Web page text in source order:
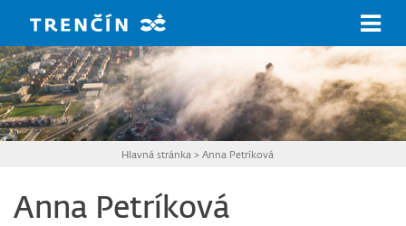
Hlavná stránka >Anna Petríková
Anna Petríková